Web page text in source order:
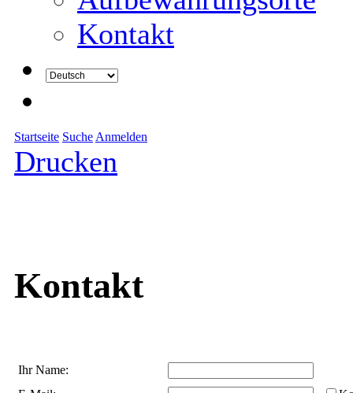
Kontakt
Startseite Suche Anmelden
Drucken
Kontakt
Ihr Name: